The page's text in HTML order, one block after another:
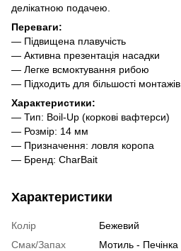
делікатною подачею.
Переваги:
— Підвищена плавучість
— Активна презентація насадки
— Легке всмоктування рибою
— Підходить для більшості монтажів
Характеристики:
— Тип: Boil-Up (коркові вафтерси)
— Розмір: 14 мм
— Призначення: ловля коропа
— Бренд: CharBait
Характеристики
Колір
Бежевий
Смак/Запах
Мотиль - Печінка